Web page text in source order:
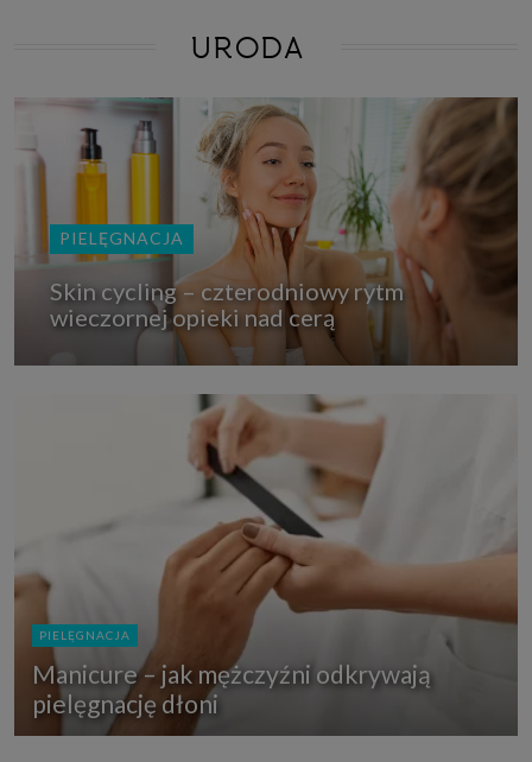
URODA
PIELĘGNACJA
Skin cycling – czterodniowy rytm
wieczornej opieki nad cerą
PIELĘGNACJA
Manicure – jak mężczyźni odkrywają
pielęgnację dłoni